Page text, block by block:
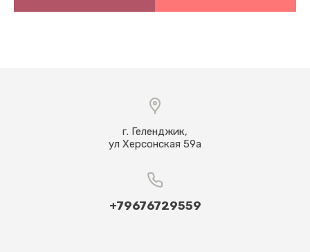
г. Геленджик,
ул Херсонская 59а
+79676729559